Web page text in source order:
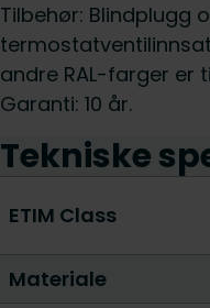
Tilbehør: Blindplugg
andre RAL-farger er
Garanti: 10 år.
Tekniske
ETIM Class
Materiale